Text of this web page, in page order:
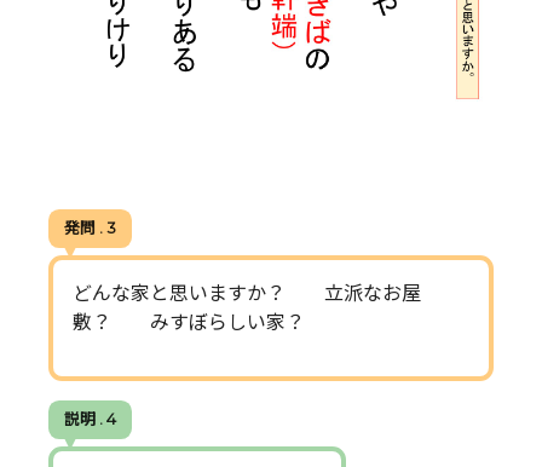
発問 . 3
どんな家と思いますか？ 立派なお屋
敷？ みすぼらしい家？
説明 . 4